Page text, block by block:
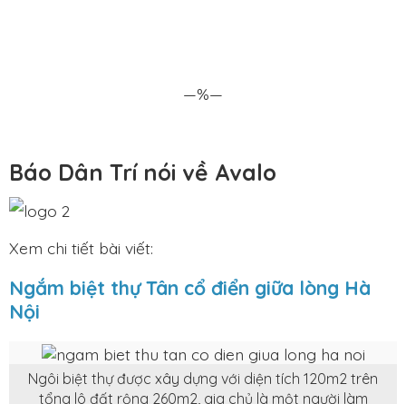
—%—
Báo Dân Trí nói về Avalo
Xem chi tiết bài viết:
Ngắm biệt thự Tân cổ điển giữa lòng Hà
Nội
Ngôi biệt thự được xây dựng với diện tích 120m2 trên
tổng lô đất rộng 260m2, gia chủ là một người làm